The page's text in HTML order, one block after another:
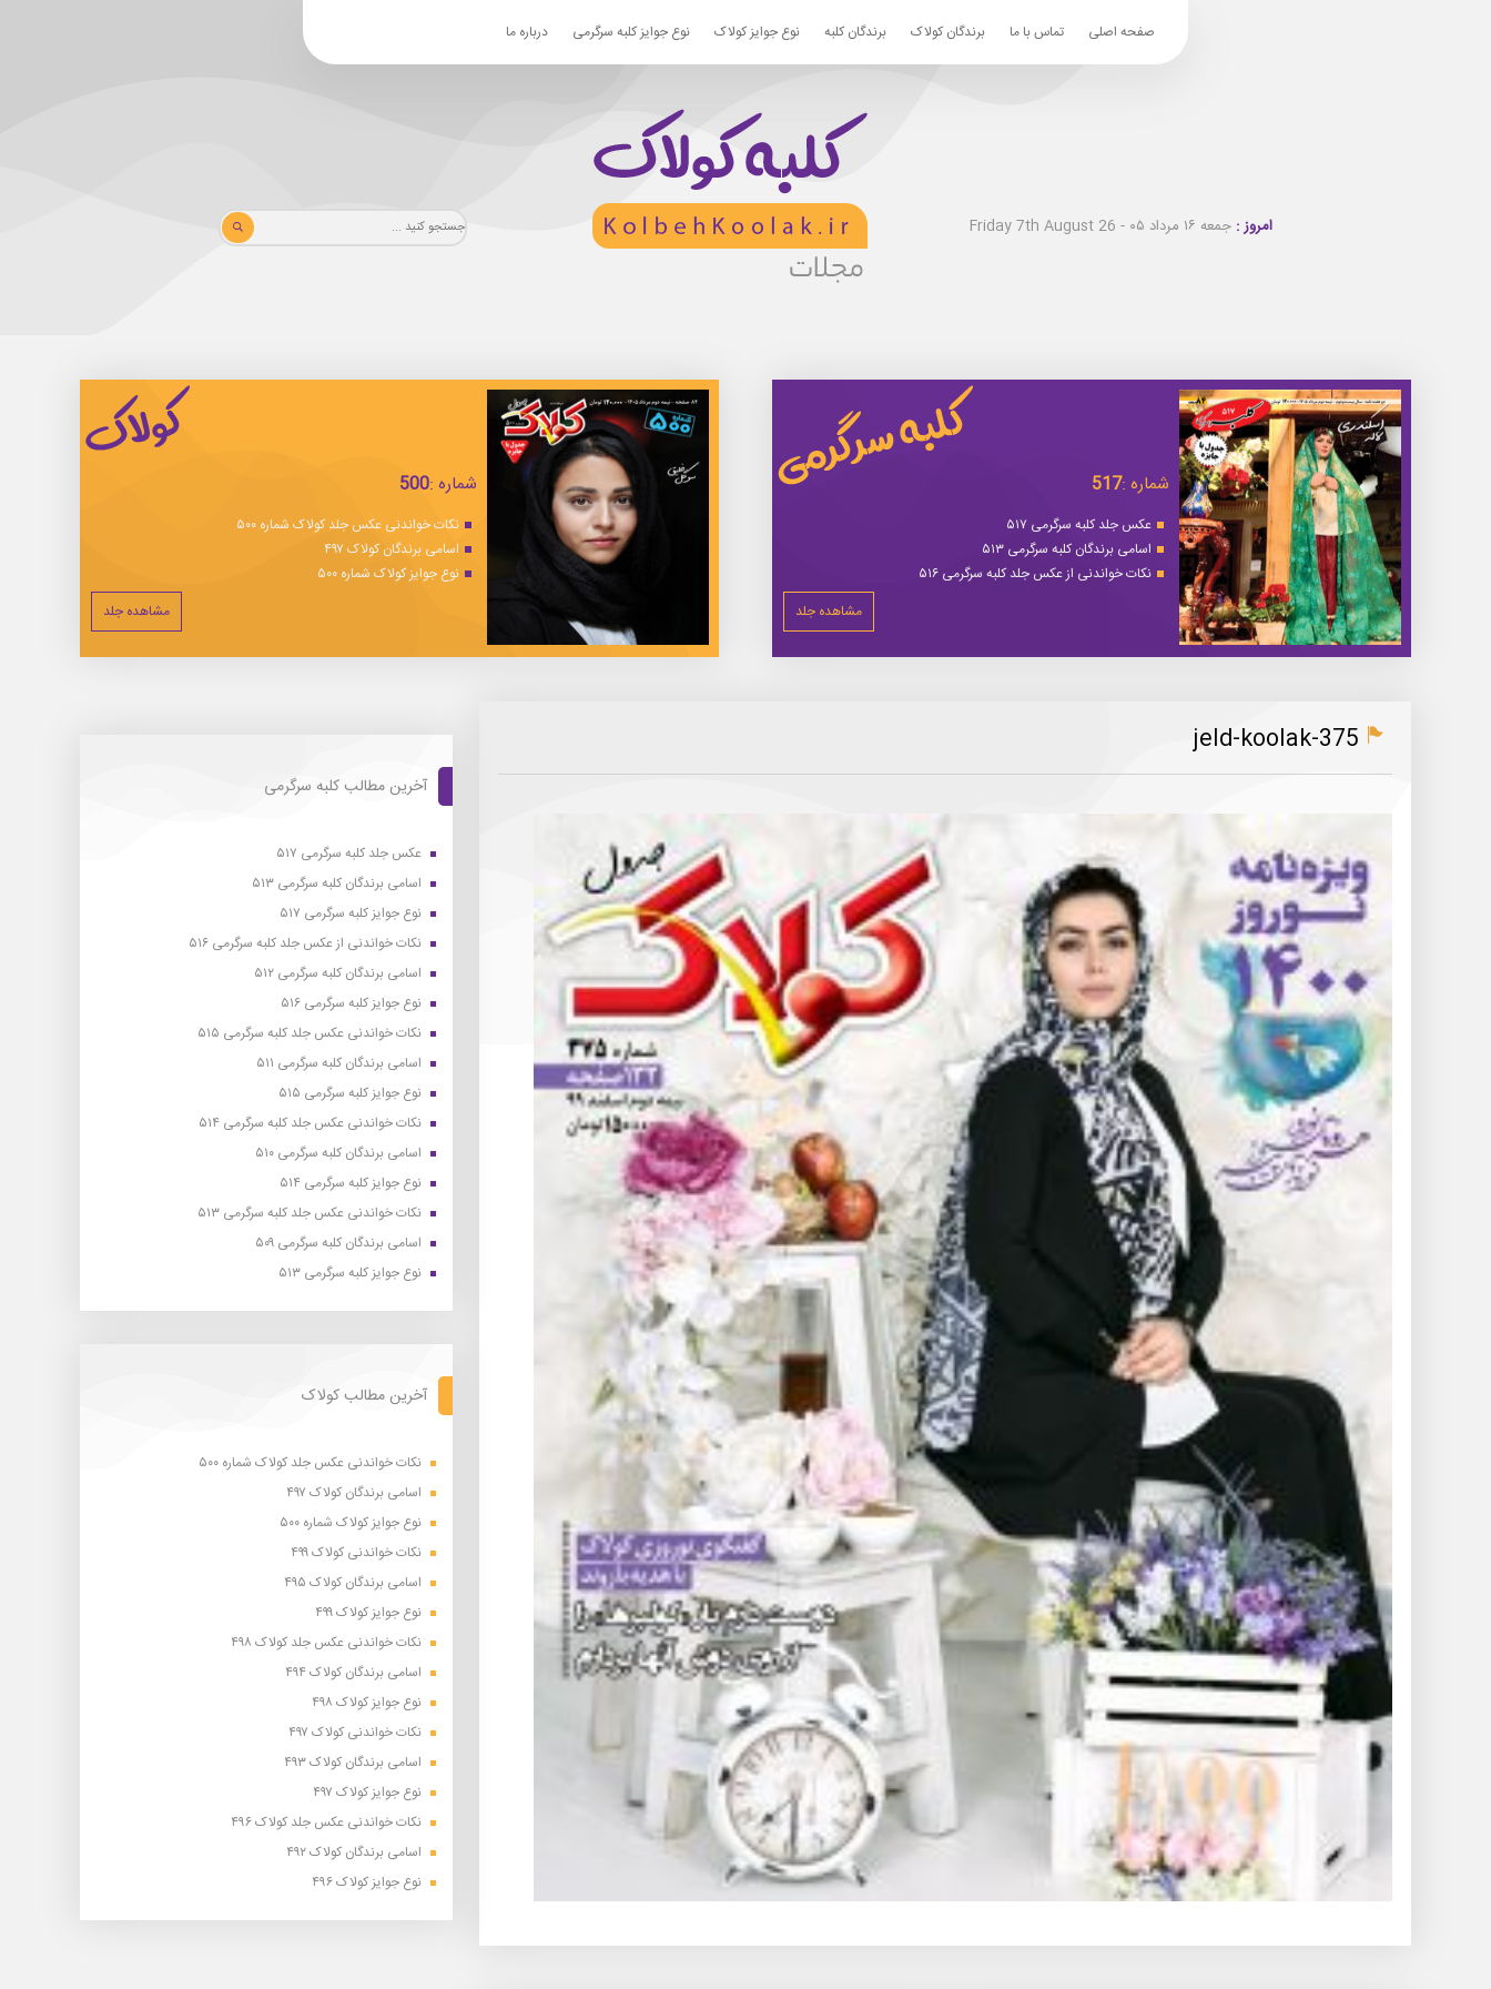
صفحه اصلی تماس با ما برندگان کولاک برندگان کلبه نوع جوایز کولاک نوع جوایز کلبه سرگرمی درباره ما
امروز : جمعه ۱۶ مرداد ۰۵ - Friday 7th August 26
شماره :517
عکس جلد کلبه سرگرمی ۵۱۷
اسامی برندگان کلبه سرگرمی ۵۱۳
نکات خواندنی از عکس جلد کلبه سرگرمی ۵۱۶
مشاهده جلد
شماره :500
نکات خواندنی عکس جلد کولاک شماره ۵۰۰
اسامی برندگان کولاک ۴۹۷
نوع جوایز کولاک شماره ۵۰۰
مشاهده جلد
jeld-koolak-375
آخرین مطالب کلبه سرگرمی
عکس جلد کلبه سرگرمی ۵۱۷
اسامی برندگان کلبه سرگرمی ۵۱۳
نوع جوایز کلبه سرگرمی ۵۱۷
نکات خواندنی از عکس جلد کلبه سرگرمی ۵۱۶
اسامی برندگان کلبه سرگرمی ۵۱۲
نوع جوایز کلبه سرگرمی ۵۱۶
نکات خواندنی عکس جلد کلبه سرگرمی ۵۱۵
اسامی برندگان کلبه سرگرمی ۵۱۱
نوع جوایز کلبه سرگرمی ۵۱۵
نکات خواندنی عکس جلد کلبه سرگرمی ۵۱۴
اسامی برندگان کلبه سرگرمی ۵۱۰
نوع جوایز کلبه سرگرمی ۵۱۴
نکات خواندنی عکس جلد کلبه سرگرمی ۵۱۳
اسامی برندگان کلبه سرگرمی ۵۰۹
نوع جوایز کلبه سرگرمی ۵۱۳
آخرین مطالب کولاک
نکات خواندنی عکس جلد کولاک شماره ۵۰۰
اسامی برندگان کولاک ۴۹۷
نوع جوایز کولاک شماره ۵۰۰
نکات خواندنی کولاک ۴۹۹
اسامی برندگان کولاک ۴۹۵
نوع جوایز کولاک ۴۹۹
نکات خواندنی عکس جلد کولاک ۴۹۸
اسامی برندگان کولاک ۴۹۴
نوع جوایز کولاک ۴۹۸
نکات خواندنی کولاک ۴۹۷
اسامی برندگان کولاک ۴۹۳
نوع جوایز کولاک ۴۹۷
نکات خواندنی عکس جلد کولاک ۴۹۶
اسامی برندگان کولاک ۴۹۲
نوع جوایز کولاک ۴۹۶